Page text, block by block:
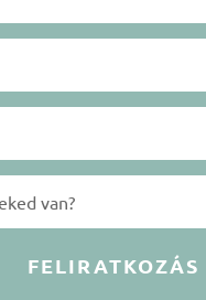
FELIRATKOZÁS